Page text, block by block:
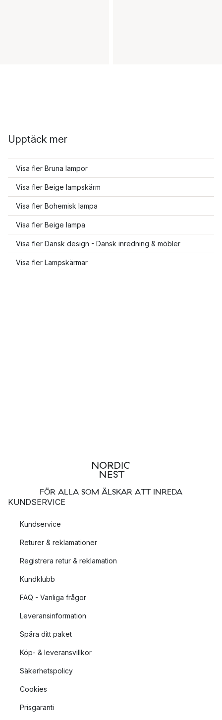
Upptäck mer
Visa fler Bruna lampor
Visa fler Beige lampskärm
Visa fler Bohemisk lampa
Visa fler Beige lampa
Visa fler Dansk design - Dansk inredning & möbler
Visa fler Lampskärmar
FÖR ALLA SOM ÄLSKAR ATT INREDA
KUNDSERVICE
Kundservice
Returer & reklamationer
Registrera retur & reklamation
Kundklubb
FAQ - Vanliga frågor
Leveransinformation
Spåra ditt paket
Köp- & leveransvillkor
Säkerhetspolicy
Cookies
Prisgaranti